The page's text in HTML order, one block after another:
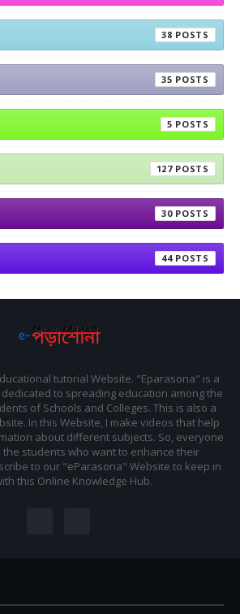
38
35
5
127
30
44
tutorial Website. "Eparasona" is a
to spreading education among the
of Schools and Colleges. This is also a
In this Website, I make videos that help
about different subjects. So, everyone
students who want to enhance their
to our "eParasona" Website to keep in
this Online Knowledge Hub.